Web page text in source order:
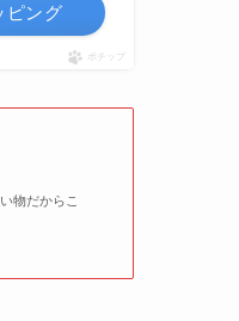
ピング
ポチップ
物だからこ